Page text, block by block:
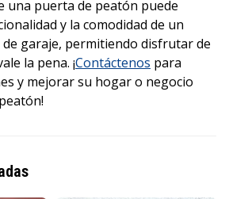
una puerta de peatón puede
y la comodidad de un
garaje, permitiendo disfrutar de
la pena. ¡Contáctenos para
y mejorar su hogar o negocio